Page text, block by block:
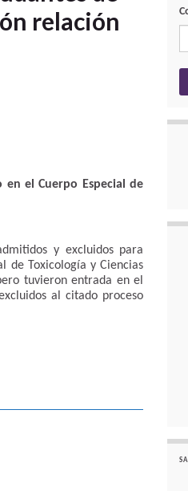
relación
el Cuerpo Especial de
y excluidos para
de Toxicología y Ciencias
tuvieron entrada en el
al citado proceso